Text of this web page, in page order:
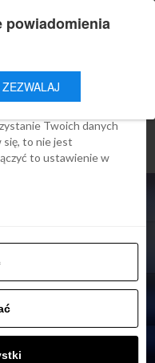
TOP
Instalacja
w
O cookies
cookies
Ci tylko te treści, które
Twoich danych
się, to nie jest
to ustawienie w
powiadomienia
ZEZWALAJ